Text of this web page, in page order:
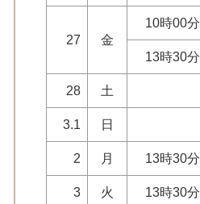
27 金
10時00分
13時30分
28 土
3.1 日
2 月 13時30分
3 火 13時30分